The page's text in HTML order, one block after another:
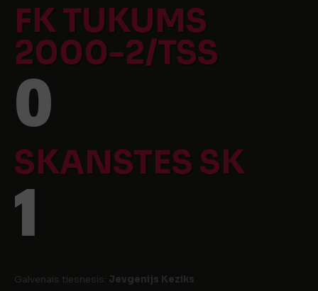
FK TUKUMS
2000-2/TSS
0
SKANSTES SK
1
Galvenais tiesnesis: Jevgenijs Keziks